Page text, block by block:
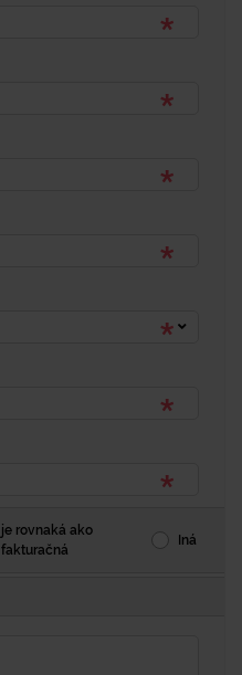
je rovnaká ako
fakturačná
Iná